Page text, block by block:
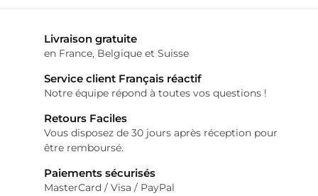
Livraison gratuite
en France, Belgique et Suisse
Service client Français réactif
Notre équipe répond à toutes vos questions !
Retours Faciles
Vous disposez de 30 jours après réception pour
être remboursé.
Paiements sécurisés
MasterCard / Visa / PayPal